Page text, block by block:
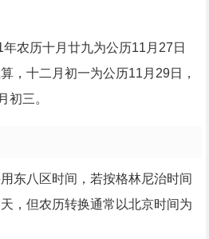
年农历十月廿九为公历11月27日
，十二月初一为公历11月29日，
初三。
东八区时间，若按格林尼治时间
，但农历转换通常以北京时间为